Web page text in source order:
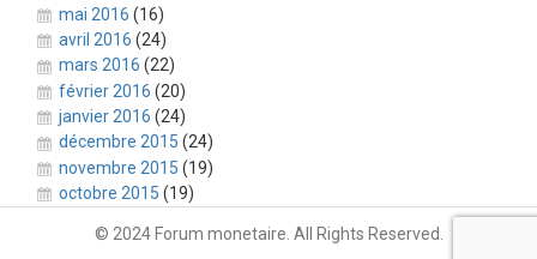
mai 2016 (16)
avril 2016 (24)
mars 2016 (22)
février 2016 (20)
janvier 2016 (24)
décembre 2015 (24)
novembre 2015 (19)
octobre 2015 (19)
© 2024 Forum monetaire. All Rights Reserved.